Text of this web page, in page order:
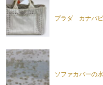
プラダ カナパビ
ソファカバーの